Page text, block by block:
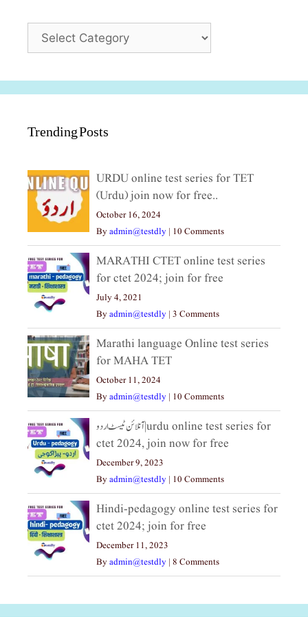
Trending Posts
URDU online test series for TET
(Urdu) join now for free..
October 16, 2024
Byadmin@testdly | 10 Comments
MARATHI CTET online test series
for ctet 2024; join for free
July 4, 2021
Byadmin@testdly | 3 Comments
Marathi language Online test series
for MAHA TET
October 11, 2024
Byadmin@testdly | 10 Comments
آنلائن ٹیسٹ اردو|urdu online test series for
ctet 2024, join now for free
December 9, 2023
Byadmin@testdly | 10 Comments
Hindi-pedagogy online test series for
ctet 2024; join for free
December 11, 2023
Byadmin@testdly | 8 Comments